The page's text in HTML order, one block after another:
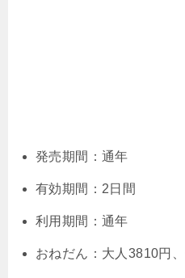
発売期間：通年
有効期間：2日間
利用期間：通年
おねだん：大人3810円